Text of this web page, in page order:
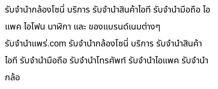
รับจำนำกล้องโซนี่ บริการ รับจำนำสินค้าไอที รับจำนำมือถือ ไอ
แพค ไอโฟน นาฬิกา และ ของแบรนด์เนมต่างๆ
รับจํานําแพร่.com รับจำนำกล้องโซนี่ บริการ รับจำนำสินค้า
ไอที รับจำนำมือถือ รับจำนำโทรศัพท์ รับจำนำไอแพค รับจำนำ
กล้อ